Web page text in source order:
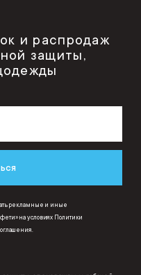
и распродаж
защиты,
рекламные и иные
на условиях Политики